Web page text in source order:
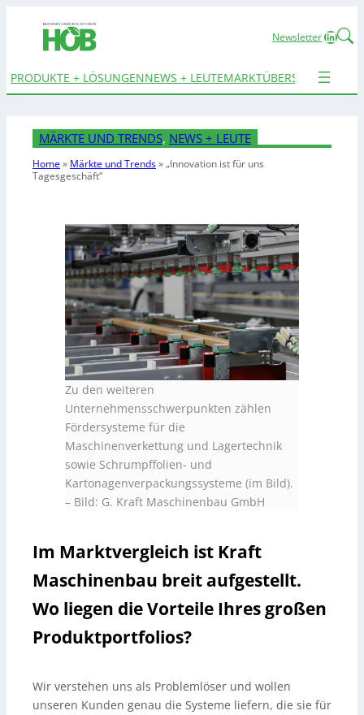
Newsletter
PRODUKTE + LÖSUNGENNEWS + LEUTEMARKTÜBERSICHTEN
MÄRKTE UND TRENDS, NEWS + LEUTE
Home» Märkte und Trends»„Innovation ist für uns
Tagesgeschäft“
Zu den weiteren
Unternehmensschwerpunkten zählen
Fördersysteme für die
Maschinenverkettung und Lagertechnik
sowie Schrumpffolien- und
Kartonagenverpackungssysteme (im Bild).
– Bild: G. Kraft Maschinenbau GmbH
Im Marktvergleich ist Kraft
Maschinenbau breit aufgestellt.
Wo liegen die Vorteile Ihres großen
Produktportfolios?
Wir verstehen uns als Problemlöser und wollen
unseren Kunden genau die Systeme liefern, die sie für